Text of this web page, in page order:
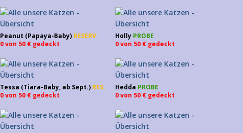
Peanut (Papaya-Baby) RESERV.
0 von 50 € gedeckt
Tessa (Tiara-Baby, ab Sept.) RES.
0 von 50 € gedeckt
Holly PROBE
0 von 50 € gedeckt
Hedda PROBE
0 von 50 € gedeckt